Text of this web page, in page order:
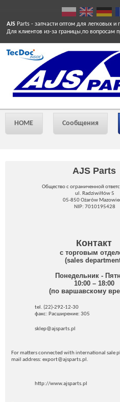
AJS Parts - запчасти оптом для легковых и
Для клиентов из-за границы,по вопросам
HOME Сообщения
AJS Parts
Общество с ограниченной
ul. Radziwiłłów 5
05-850 Ożarów
NIP: 7010195428
Контакт
с торговым
(sales
Понедельник -
10:00 – 18:00
(по варшавскому
tel. (22)-292-12-30
факс: Pасширение: 305
sklep@ajsparts.pl
For matters connected with international sale
mail address: export@ajsparts.pl.
http://www.ajsparts.pl